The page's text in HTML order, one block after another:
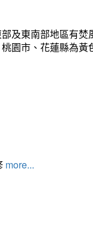
及東南部地區有
園市、花蓮縣為
more...